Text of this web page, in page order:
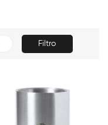
Filtro